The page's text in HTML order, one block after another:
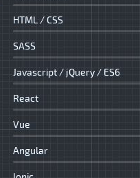
HTML / CSS
SASS
Javascript / jQuery / ES6
React
Vue
Angular